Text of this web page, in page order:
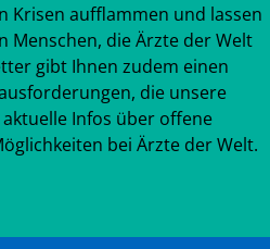
Krisen aufflammen und lassen
Menschen, die Ärzte der Welt
gibt Ihnen zudem einen
die unsere
Infos über offene
bei Ärzte der Welt.